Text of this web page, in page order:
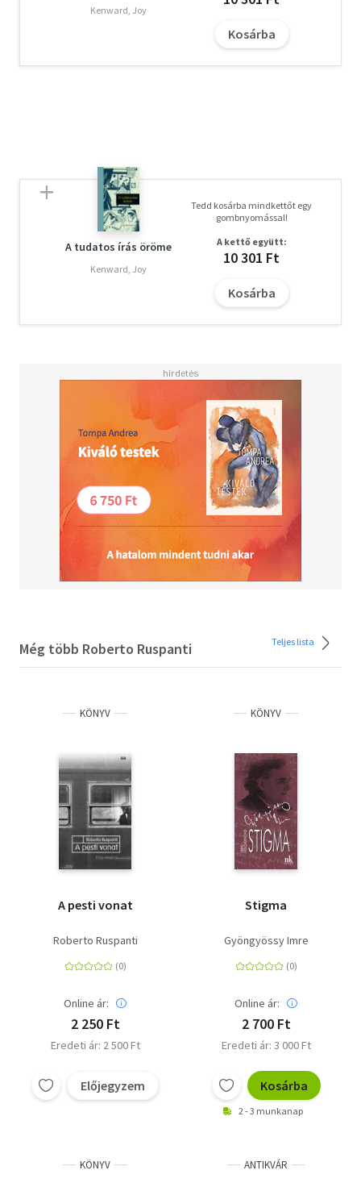
Kenward, Joy
Kosárba
A tudatos írás öröme
Kenward, Joy
Tedd kosárba mindkettőt egy
gombnyomással!
A kettő együtt:
10 301 Ft
Kosárba
Még több Roberto Ruspanti Teljes lista
KÖNYV
A pesti vonat
Roberto Ruspanti
Online ár:
2 250 Ft
Eredeti ár: 2 500 Ft
Előjegyzem
KÖNYV
Stigma
Gyöngyössy Imre
Online ár:
2 700 Ft
Eredeti ár: 3 000 Ft
Kosárba
2 - 3 munkanap
KÖNYV ANTIKVÁR